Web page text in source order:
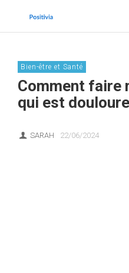
Bien-être et Santé
Comment faire
qui est
SARAH 22/06/2024